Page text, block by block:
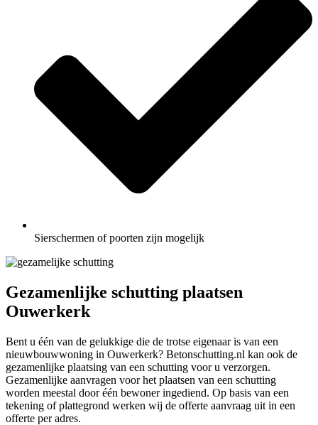
Sierschermen of poorten zijn mogelijk
Gezamenlijke schutting plaatsen
Ouwerkerk
Bent u één van de gelukkige die de trotse eigenaar is van een
nieuwbouwwoning in Ouwerkerk? Betonschutting.nl kan ook de
gezamenlijke plaatsing van een schutting voor u verzorgen.
Gezamenlijke aanvragen voor het plaatsen van een schutting
worden meestal door één bewoner ingediend. Op basis van een
tekening of plattegrond werken wij de offerte aanvraag uit in een
offerte per adres.